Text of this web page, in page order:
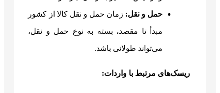
حمل و نقل: زمان حمل و نقل کالا از کشور
مبدأ تا مقصد، بسته به نوع حمل و نقل،
می‌تواند طولانی باشد.
ریسک‌های مرتبط با واردات: